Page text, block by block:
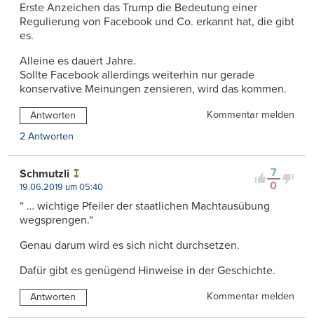
Erste Anzeichen das Trump die Bedeutung einer
Regulierung von Facebook und Co. erkannt hat, die gibt
es.
Alleine es dauert Jahre.
Sollte Facebook allerdings weiterhin nur gerade
konservative Meinungen zensieren, wird das kommen.
Antworten
Kommentar melden
2 Antworten
7
0
Schmutzli
19.06.2019 um 05:40
“ … wichtige Pfeiler der staatlichen Machtausübung
wegsprengen.“
Genau darum wird es sich nicht durchsetzen.
Dafür gibt es genügend Hinweise in der Geschichte.
Antworten Kommentar melden